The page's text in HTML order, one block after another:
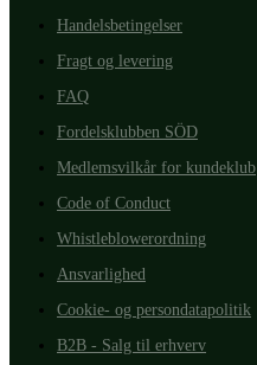
Handelsbetingelser
Fragt og levering
FAQ
Fordelsklubben SÖD
Medlemsvilkår for kundeklub
Code of Conduct
Whistleblowerordning
Ansvarlighed
Cookie- og persondatapolitik
B2B - Salg til erhverv